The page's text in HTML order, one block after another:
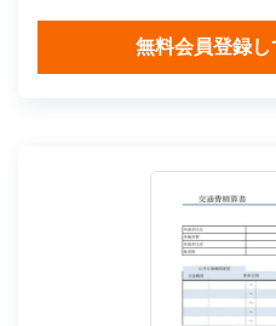
無料会員登録